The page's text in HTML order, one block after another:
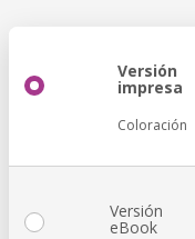
Versión
impresa
Coloración
Versión
eBook